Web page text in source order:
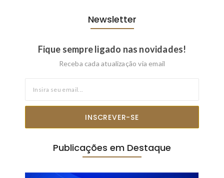
Newsletter
Fique sempre ligado nas novidades!
Receba cada atualização via email
INSCREVER-SE
Publicações em Destaque